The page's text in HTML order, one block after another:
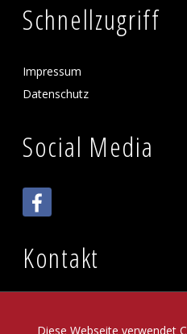
Schnellzugriff
Impressum
Datenschutz
Social Media
Kontakt
Brandenburger Straße 35
Diese Webseite verwendet